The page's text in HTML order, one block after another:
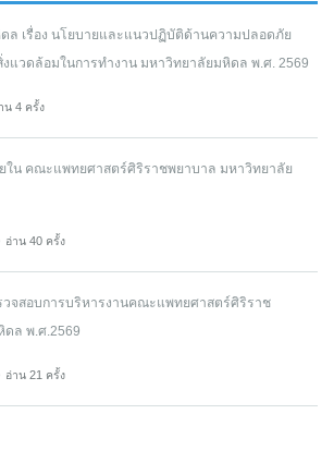
ล เรื่อง นโยบายและแนวปฏิบัติด้านความปลอดภัย
แวดล้อมในการทำงาน มหาวิทยาลัยมหิดล พ.ศ. 2569
น 4 ครั้ง
ใน คณะแพทยศาสตร์ศิริราชพยาบาล มหาวิทยาลัย
อ่าน 40 ครั้ง
จสอบการบริหารงานคณะแพทยศาสตร์ศิริราช
ล พ.ศ.2569
อ่าน 21 ครั้ง